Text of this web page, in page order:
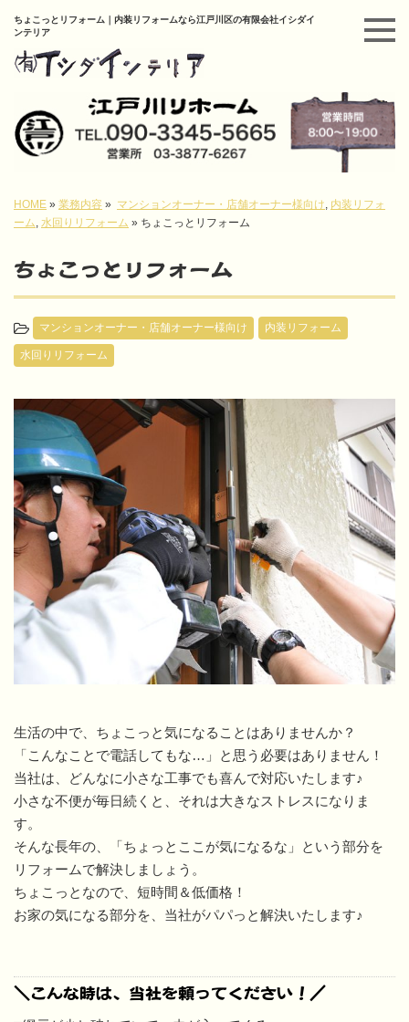
ちょこっとリフォーム｜内装リフォームなら江戸川区の有限会社イシダイ
ンテリア
HOME » 業務内容 » マンションオーナー・店舗オーナー様向け 内装リフォ
ーム 水回りリフォーム » ちょこっとリフォーム
ちょこっとリフォーム
マンションオーナー・店舗オーナー様向け 内装リフォーム
水回りリフォーム
生活の中で、ちょこっと気になることはありませんか？
「こんなことで電話してもな…」と思う必要はありません！
当社は、どんなに小さな工事でも喜んで対応いたします♪
小さな不便が毎日続くと、それは大きなストレスになりま
す。
そんな長年の、「ちょっとここが気になるな」という部分を
リフォームで解決しましょう。
ちょこっとなので、短時間＆低価格！
お家の気になる部分を、当社がパパっと解決いたします♪
＼こんな時は、当社を頼ってください！／